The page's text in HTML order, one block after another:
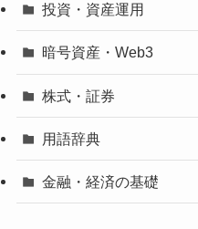
投資・資産運用
暗号資産・Web3
株式・証券
用語辞典
金融・経済の基礎